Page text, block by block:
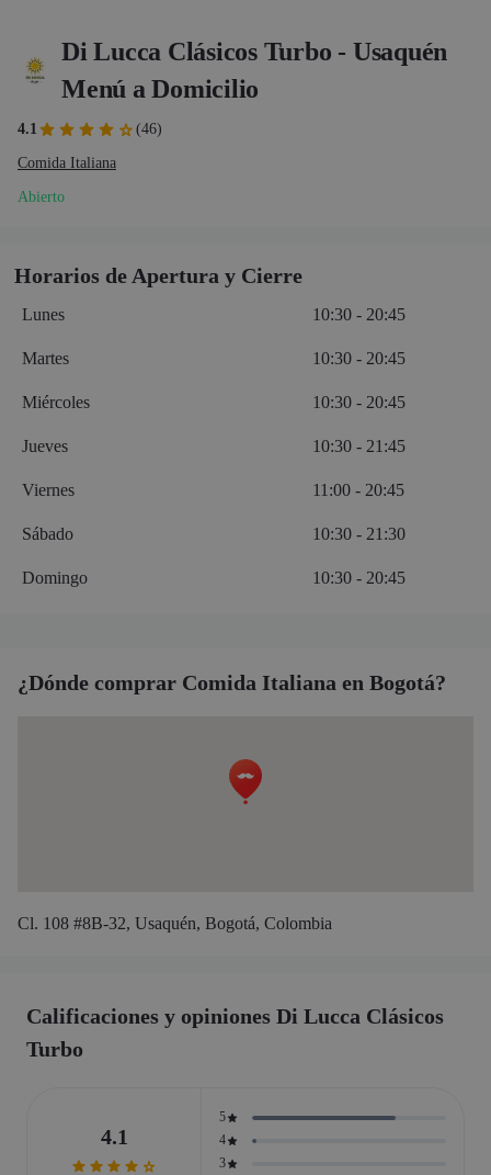
Di Lucca Clásicos Turbo - Usaquén
Menú a Domicilio
4.1 (46)
Comida Italiana
Abierto
¿Dónde comprar Comida Italiana en Bogotá?
Cl. 108 #8B-32, Usaquén, Bogotá, Colombia
Horarios de Apertura y Cierre
Lunes 10:30 - 20:45
Martes 10:30 - 20:45
Miércoles 10:30 - 20:45
Jueves 10:30 - 21:45
Viernes 11:00 - 20:45
Sábado 10:30 - 21:30
Domingo 10:30 - 20:45
Calificaciones y opiniones Di Lucca Clásicos
Turbo
4.1
5
4
3